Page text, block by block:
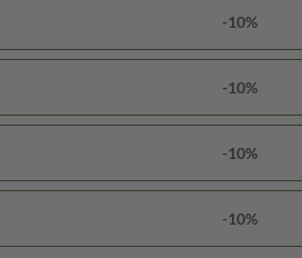
-10%
-10%
-10%
-10%